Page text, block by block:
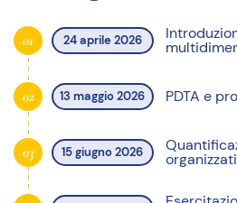
01 24 aprile 2026
02 13 maggio 2026 PDTA e
03 15 giugno 2026